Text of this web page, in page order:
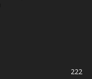
222